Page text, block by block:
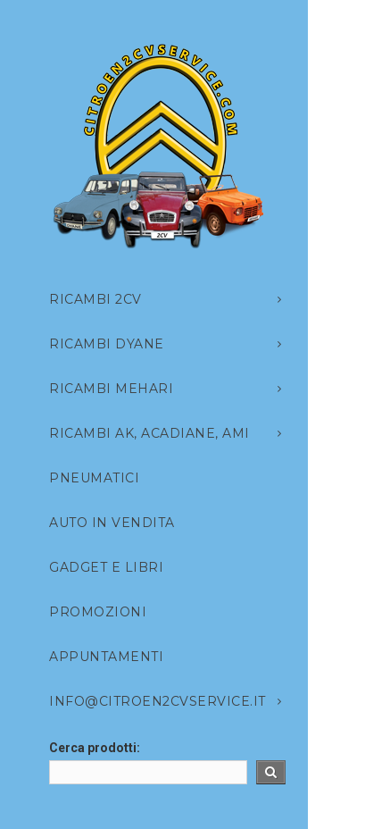
RICAMBI 2CV
RICAMBI DYANE
RICAMBI MEHARI
RICAMBI AK, ACADIANE, AMI
PNEUMATICI
AUTO IN VENDITA
GADGET E LIBRI
PROMOZIONI
APPUNTAMENTI
INFO@CITROEN2CVSERVICE.IT
Cerca prodotti: